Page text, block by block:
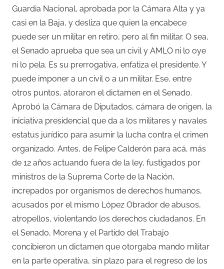
Guardia Nacional, aprobada por la Cámara Alta y ya
casi en la Baja, y desliza que quien la encabece
puede ser un militar en retiro, pero al fin militar. O sea,
el Senado aprueba que sea un civil y AMLO ni lo oye
ni lo pela. Es su prerrogativa, enfatiza el presidente. Y
puede imponer a un civil o a un militar. Ese, entre
otros puntos, atoraron el dictamen en el Senado.
Aprobó la Cámara de Diputados, cámara de origen, la
iniciativa presidencial que da a los militares y navales
estatus jurídico para asumir la lucha contra el crimen
organizado. Antes, de Felipe Calderón para acá, más
de 12 años actuando fuera de la ley, fustigados por
ministros de la Suprema Corte de la Nación,
increpados por organismos de derechos humanos,
acusados por el mismo López Obrador de abusos,
atropellos, violentando los derechos ciudadanos. En
el Senado, Morena y el Partido del Trabajo
concibieron un dictamen que otorgaba mando militar
en la parte operativa, sin plazo para el regreso de los